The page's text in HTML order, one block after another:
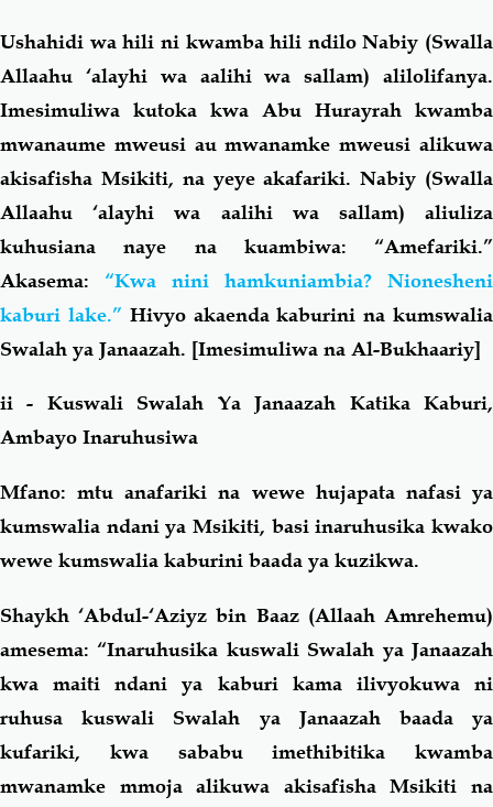
Ushahidi wa hili ni kwamba hili ndilo Nabiy (Swalla
Allaahu ‘alayhi wa aalihi wa sallam) alilolifanya.
Imesimuliwa kutoka kwa Abu Hurayrah kwamba
mwanaume mweusi au mwanamke mweusi alikuwa
akisafisha Msikiti, na yeye akafariki. Nabiy (Swalla
Allaahu ‘alayhi wa aalihi wa sallam) aliuliza
kuhusiana naye na kuambiwa: “Amefariki.”
Akasema: “Kwa nini hamkuniambia? Nionesheni
kaburi lake.” Hivyo akaenda kaburini na kumswalia
Swalah ya Janaazah. [Imesimuliwa na Al-Bukhaariy]
ii - Kuswali Swalah Ya Janaazah Katika Kaburi,
Ambayo Inaruhusiwa
Mfano: mtu anafariki na wewe hujapata nafasi ya
kumswalia ndani ya Msikiti, basi inaruhusika kwako
wewe kumswalia kaburini baada ya kuzikwa.
Shaykh ‘Abdul-‘Aziyz bin Baaz (Allaah Amrehemu)
amesema: “Inaruhusika kuswali Swalah ya Janaazah
kwa maiti ndani ya kaburi kama ilivyokuwa ni
ruhusa kuswali Swalah ya Janaazah baada ya
kufariki, kwa sababu imethibitika kwamba
mwanamke mmoja alikuwa akisafisha Msikiti na